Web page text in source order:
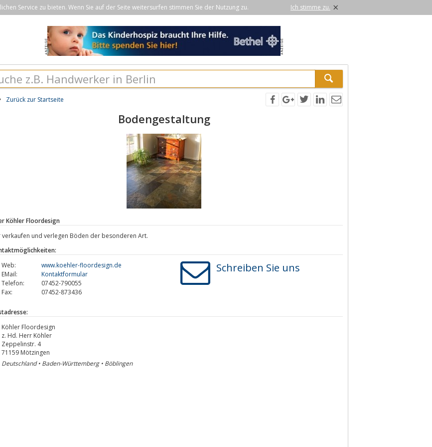
Service zu bieten. Wenn Sie auf der Seite weitersurfen stimmen Sie der Nutzung zu. Ich stimme zu. ×
Zurück zur Startseite
Bodengestaltung
Köhler Floordesign
verkaufen und verlegen Böden der besonderen Art.
Web:
www.koehler-floordesign.de
EMail:
Kontaktformular
Telefon:
07452-790055
Fax:
07452-873436
Schreiben Sie uns
Köhler Floordesign
z. Hd. Herr Köhler
Zeppelinstr. 4
71159 Mötzingen
Deutschland • Baden-Württemberg • Böblingen